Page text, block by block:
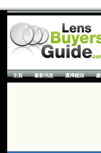
主頁 最新消息 選擇鏡頭